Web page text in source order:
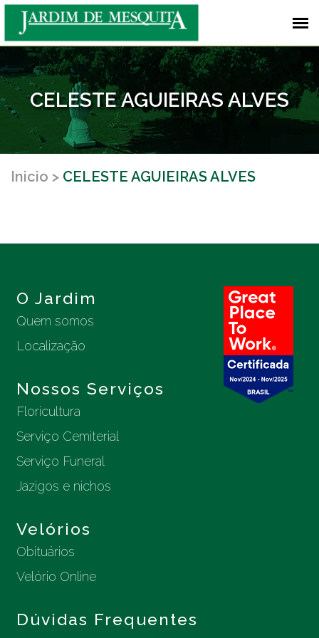
CELESTE AGUIEIRAS ALVES
Inicio CELESTE AGUIEIRAS ALVES
O Jardim
Quem somos
Localização
Nossos Serviços
Floricultura
Serviço Cemiterial
Serviço Funeral
Jazigos e nichos
Velórios
Obituários
Velório Online
Dúvidas Frequentes